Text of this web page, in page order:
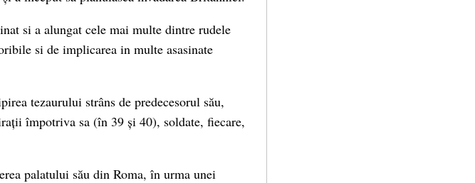
si a alungat cele mai multe dintre rudele
si de implicarea in multe asasinate
tezaurului strâns de predecesorul său,
împotriva sa (în 39 și 40), soldate, fiecare,
palatului său din Roma, în urma unei